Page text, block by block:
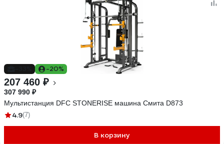
-20%
207 460 ₽
307 990 ₽
Мультистанция DFC STONERISE машина Смита D873
4.9(7)
В корзину